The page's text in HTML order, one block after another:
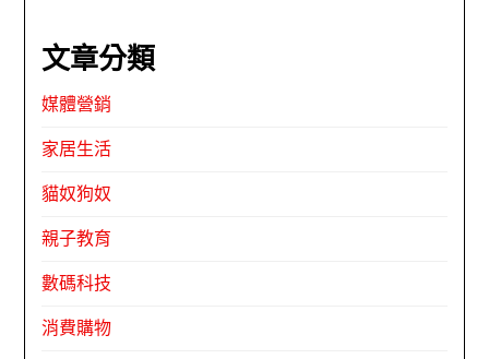
文章分類
媒體營銷
家居生活
貓奴狗奴
親子教育
數碼科技
消費購物